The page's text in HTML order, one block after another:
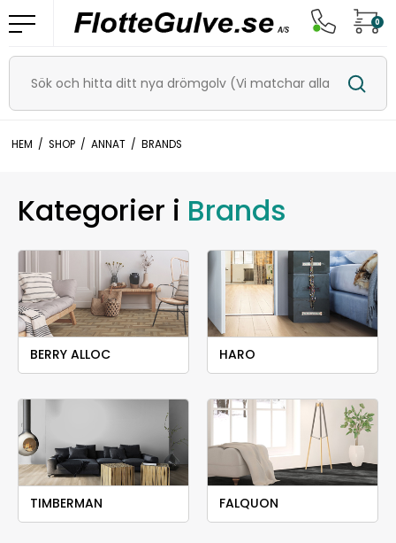
0
HEM / SHOP / ANNAT / BRANDS
Kategorier i Brands
BERRY ALLOC HARO
TIMBERMAN FALQUON